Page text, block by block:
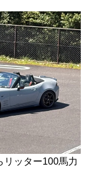
リッター100馬力